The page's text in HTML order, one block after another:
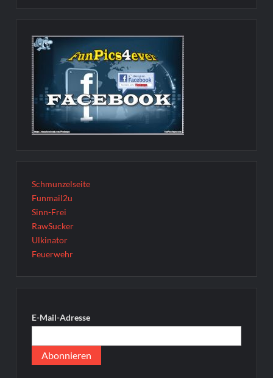
Schmunzelseite
Funmail2u
Sinn-Frei
RawSucker
Ulkinator
Feuerwehr
E-Mail-Adresse